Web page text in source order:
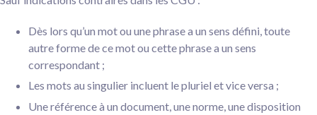
Dès lors qu’un mot ou une phrase a un sens défini, toute
autre forme de ce mot ou cette phrase a un sens
correspondant ;
Les mots au singulier incluent le pluriel et vice versa ;
Une référence à un document, une norme, une disposition